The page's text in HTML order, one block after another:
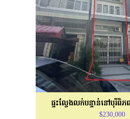
ផ្ទះល្វែងលក់បន្ទាន់នៅបុរីពិភ
$230,000